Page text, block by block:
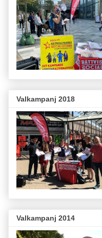
Valkampanj 2018
Valkampanj 2014